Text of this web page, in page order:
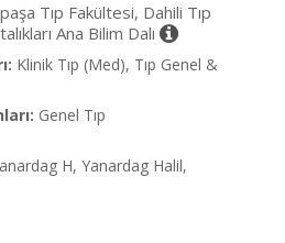
Tıp Fakültesi, Dahili Tıp
Ana Bilim Dalı
Klinik Tıp (Med), Tıp Genel &
Genel Tıp
H, Yanardag Halil,